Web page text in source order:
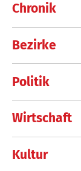
Chronik
Bezirke
Politik
Wirtschaft
Kultur